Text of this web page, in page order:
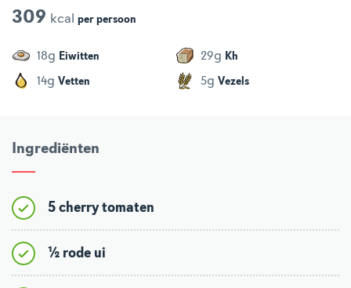
309 kcal per persoon
18g Eiwitten 29g Kh
14g Vetten 5g Vezels
Ingrediënten
5 cherry tomaten
½ rode ui